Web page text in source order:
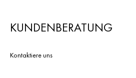
KUNDENBERATUNG
Kontaktiere uns